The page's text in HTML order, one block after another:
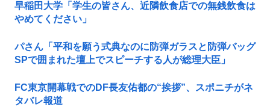
早稲田大学「学生の皆さん、近隣飲食店での無銭飲食は
やめてください」
パさん「平和を願う式典なのに防弾ガラスと防弾バッグ
SPで囲まれた壇上でスピーチする人が総理大臣」
FC東京開幕戦でのDF長友佑都の“挨拶”、スポニチがネ
タバレ報道